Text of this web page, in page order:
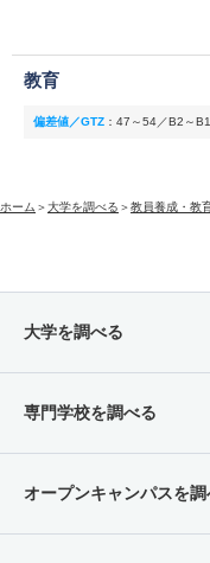
教育
偏差値／GTZ ： 47～54／B2～B1
ホーム ＞大学を調べる ＞教員養成・教
大学を調べる
専門学校を調べる
オープンキャンパスを調